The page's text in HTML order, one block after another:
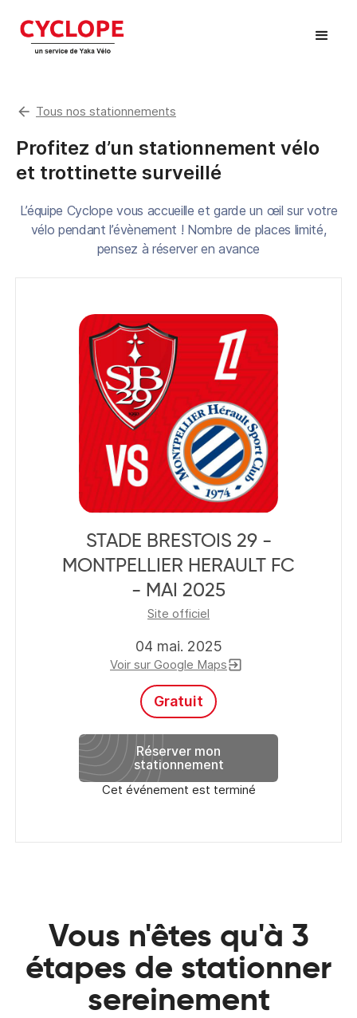
arrow_back Tous nos stationnements
Profitez d’un stationnement vélo
et trottinette surveillé
L’équipe Cyclope vous accueille et garde un œil sur votre
vélo pendant l’évènement ! Nombre de places limité,
pensez à réserver en avance
STADE BRESTOIS 29 -
MONTPELLIER HERAULT FC
- MAI 2025
Site officiel
04 mai. 2025
Voir sur Google Mapsexit_to_app
Gratuit
Réserver mon
stationnement
Cet événement est terminé
Vous n'êtes qu'à 3
étapes de stationner
sereinement